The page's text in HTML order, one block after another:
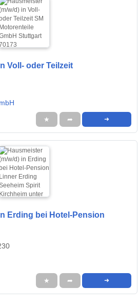
Voll- oder Teilzeit
★ ➦ ➜
Erding bei Hotel-Pension
★ ➦ ➜